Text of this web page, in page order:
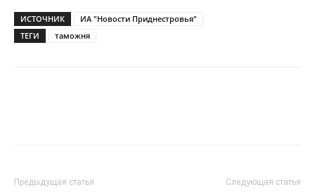
ИСТОЧНИК
ИА "Новости Приднестровья"
ТЕГИ
таможня
Предыдущая статья Следующая статья